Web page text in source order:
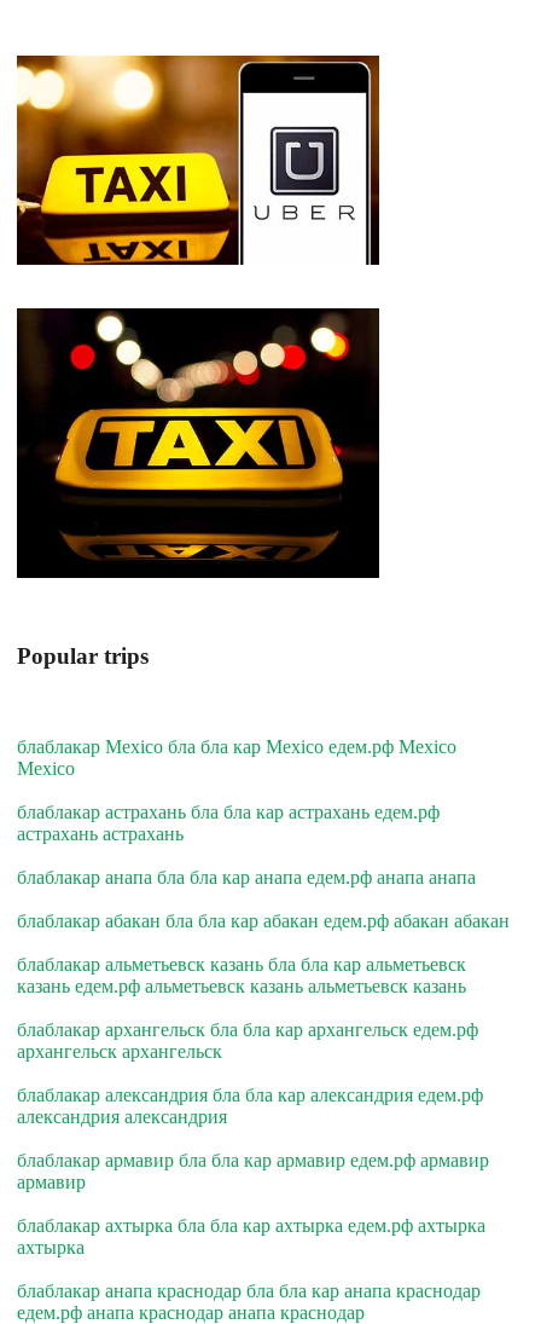
Popular trips
блаблакар Mexico бла бла кар Mexico едем.рф Mexico
Mexico
блаблакар астрахань бла бла кар астрахань едем.рф
астрахань астрахань
блаблакар анапа бла бла кар анапа едем.рф анапа анапа
блаблакар абакан бла бла кар абакан едем.рф абакан абакан
блаблакар альметьевск казань бла бла кар альметьевск
казань едем.рф альметьевск казань альметьевск казань
блаблакар архангельск бла бла кар архангельск едем.рф
архангельск архангельск
блаблакар александрия бла бла кар александрия едем.рф
александрия александрия
блаблакар армавир бла бла кар армавир едем.рф армавир
армавир
блаблакар ахтырка бла бла кар ахтырка едем.рф ахтырка
ахтырка
блаблакар анапа краснодар бла бла кар анапа краснодар
едем.рф анапа краснодар анапа краснодар